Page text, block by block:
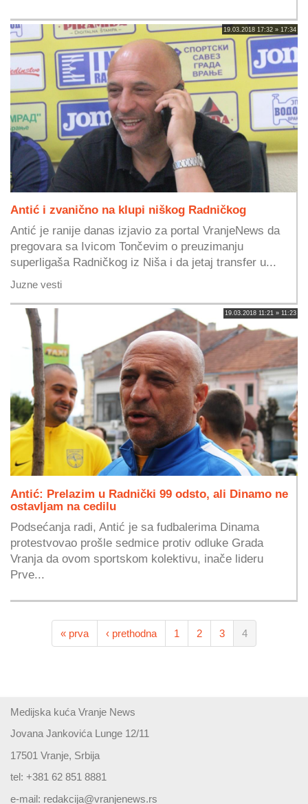
19.03.2018 17:32 » 17:34
Antić i zvanično na klupi niškog Radničkog
Antić je ranije danas izjavio za portal VranjeNews da
pregovara sa Ivicom Tončevim o preuzimanju
superligaša Radničkog iz Niša i da jetaj transfer u...
Juzne vesti
19.03.2018 11:21 » 11:23
Antić: Prelazim u Radnički 99 odsto, ali Dinamo ne
ostavljam na cedilu
Podsećanja radi, Antić je sa fudbalerima Dinama
protestvovao prošle sedmice protiv odluke Grada
Vranja da ovom sportskom kolektivu, inače lideru
Prve...
« prva ‹ prethodna 1 2 3 4
Medijska kuća Vranje News
Jovana Jankovića Lunge 12/11
17501 Vranje, Srbija
tel: +381 62 851 8881
e-mail: redakcija@vranjenews.rs